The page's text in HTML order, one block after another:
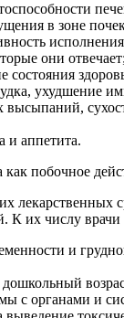
в зоне
они отвечает;
состояния
ухудшение
высыпаний,
и аппетита.
лекарственных
К их числу врачи
и
с органами и